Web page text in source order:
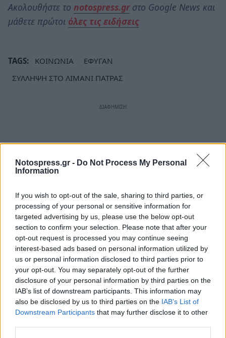
Notospress.gr - Do Not Process My Personal
Information
If you wish to opt-out of the sale, sharing to third parties, or
processing of your personal or sensitive information for
targeted advertising by us, please use the below opt-out
section to confirm your selection. Please note that after your
opt-out request is processed you may continue seeing
interest-based ads based on personal information utilized by
us or personal information disclosed to third parties prior to
your opt-out. You may separately opt-out of the further
disclosure of your personal information by third parties on the
IAB’s list of downstream participants. This information may
also be disclosed by us to third parties on the IAB’s List of
Downstream Participants that may further disclose it to other
Ακολουθήστε το notospress.grστο Google News και
μάθετε πρώτοι όλες τις ειδήσεις
TAGS: ΚΟΙΝΩΝΙΑ
ΕΦΥΓΑΝ
ΣΥΛΛΗΨΗ ΣΤΟ ΛΙΜΑΝΙ ΠΑΤΡΑΣ